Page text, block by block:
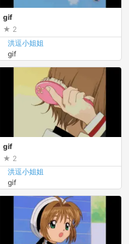
gif
2
洪逗小姐姐
gif
gif
2
洪逗小姐姐
gif